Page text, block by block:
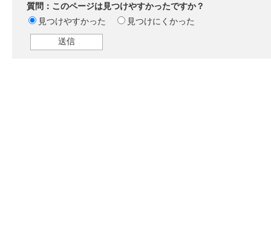
質問：このページは見つけやすかったですか？
見つけやすかった
見つけにくかった